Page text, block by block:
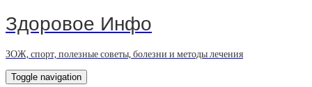
Здоровое Инфо
ЗОЖ, спорт, полезные советы, болезни и методы лечения
Toggle navigation